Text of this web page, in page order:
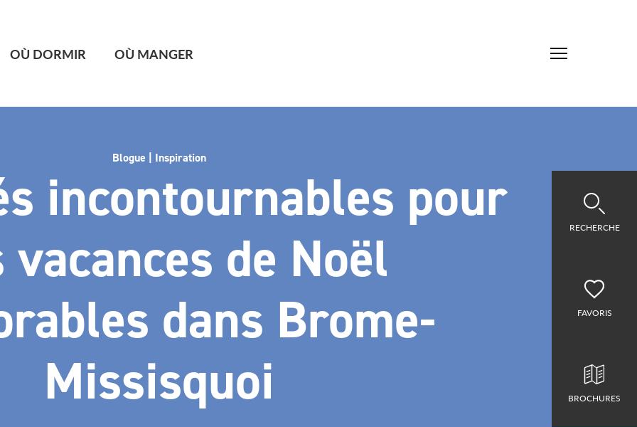
Blogue | Inspiration
incontournables pour
vacances de Noël
dans Brome-
Missisquoi
OÙ DORMIR OÙ MANGER
RECHERCHE
FAVORIS
BROCHURES